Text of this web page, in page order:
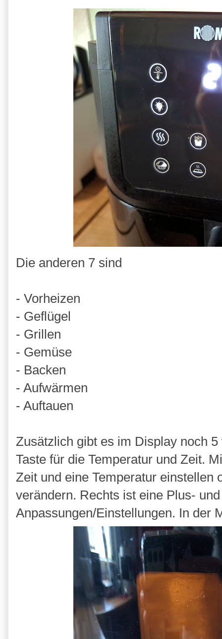
Die anderen 7 sind
- Vorheizen
- Geflügel
- Grillen
- Gemüse
- Backen
- Aufwärmen
- Auftauen
Zusätzlich gibt es im Display noch
Taste für die Temperatur und Zeit.
Zeit und eine Temperatur einstellen
verändern. Rechts ist eine Plus-
Anpassungen/Einstellungen. In der